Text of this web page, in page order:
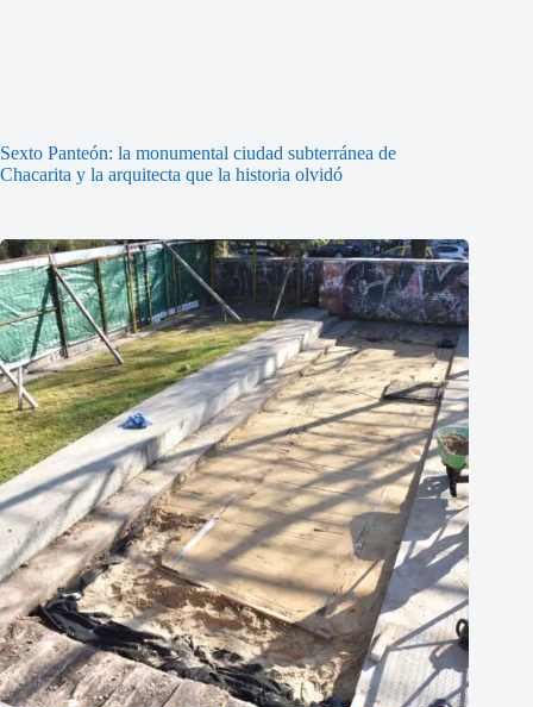
Sexto Panteón: la monumental ciudad subterránea de
Chacarita y la arquitecta que la historia olvidó